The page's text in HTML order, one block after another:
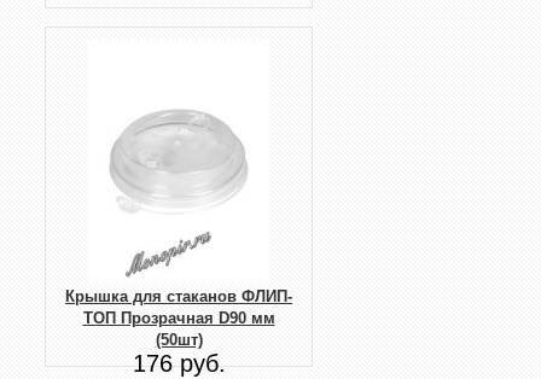
Крышка для стаканов ФЛИП-
ТОП Прозрачная D90 мм
(50шт)
176 руб.